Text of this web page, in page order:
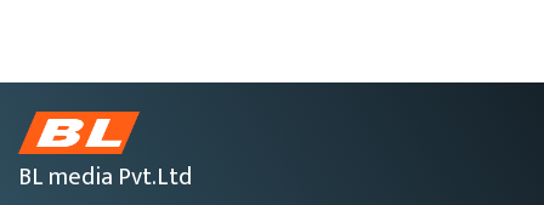
BL media Pvt.Ltd